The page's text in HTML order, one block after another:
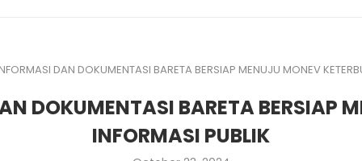
DAN DOKUMENTASI BARETA BERSIAP MENUJU MONEV
DOKUMENTASI BARETA BERSIAP
INFORMASI PUBLIK